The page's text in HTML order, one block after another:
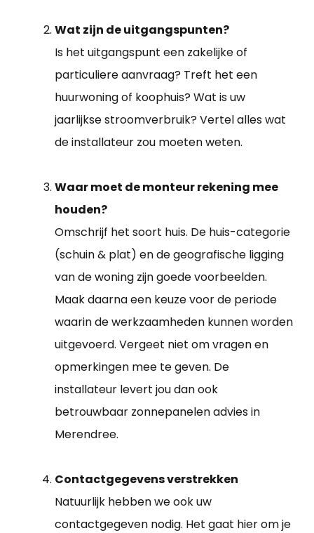
Wat zijn de uitgangspunten?
Is het uitgangspunt een zakelijke of
particuliere aanvraag? Treft het een
huurwoning of koophuis? Wat is uw
jaarlijkse stroomverbruik? Vertel alles wat
de installateur zou moeten weten.
Waar moet de monteur rekening mee
houden?
Omschrijf het soort huis. De huis-categorie
(schuin & plat) en de geografische ligging
van de woning zijn goede voorbeelden.
Maak daarna een keuze voor de periode
waarin de werkzaamheden kunnen worden
uitgevoerd. Vergeet niet om vragen en
opmerkingen mee te geven. De
installateur levert jou dan ook
betrouwbaar zonnepanelen advies in
Merendree.
Contactgegevens verstrekken
Natuurlijk hebben we ook uw
contactgegeven nodig. Het gaat hier om je